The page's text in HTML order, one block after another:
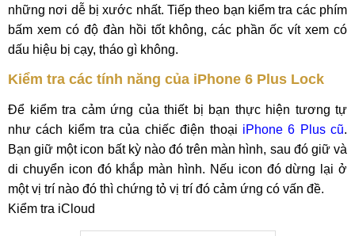
những nơi dễ bị xước nhất. Tiếp theo bạn kiểm tra các phím
bấm xem có độ đàn hồi tốt không, các phần ốc vít xem có
dấu hiệu bị cạy, tháo gì không.
Kiểm tra các tính năng của iPhone 6 Plus Lock
Để kiểm tra cảm ứng của thiết bị bạn thực hiện tương tự
như cách kiểm tra của chiếc điện thoại iPhone 6 Plus cũ.
Bạn giữ một icon bất kỳ nào đó trên màn hình, sau đó giữ và
di chuyển icon đó khắp màn hình. Nếu icon đó dừng lại ở
một vị trí nào đó thì chứng tỏ vị trí đó cảm ứng có vấn đề.
Kiểm tra iCloud